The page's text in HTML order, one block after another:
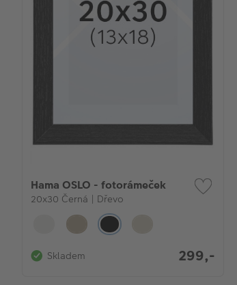
Hama OSLO - fotorámeček
20x30 Černá | Dřevo
Skladem 299,-